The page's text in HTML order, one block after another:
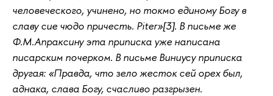
человеческого, учинено, но токмо единому Богу в
славу сие чюдо причесть. Piter»[3]. В письме же
Ф.М.Апраксину эта приписка уже написана
писарским почерком. В письме Виниусу приписка
другая: «Правда, что зело жесток сей орех был,
аднака, слава Богу, счасливо разгрызен.